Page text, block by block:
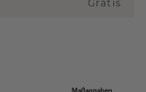
Gratis